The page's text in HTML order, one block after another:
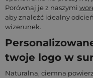
Porównaj je z naszymi
aby znaleźć idealny
wizerunek.
twoje logo w
Naturalna, ciemna